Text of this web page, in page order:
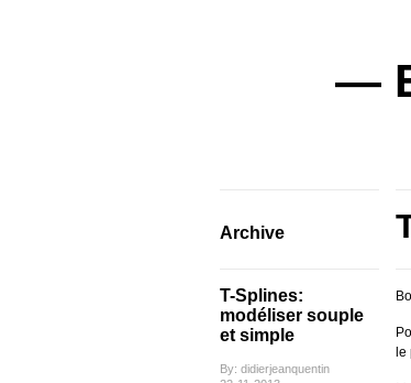
—
Archive
T-Splines:
modéliser souple
et simple
By: didierjeanquentin